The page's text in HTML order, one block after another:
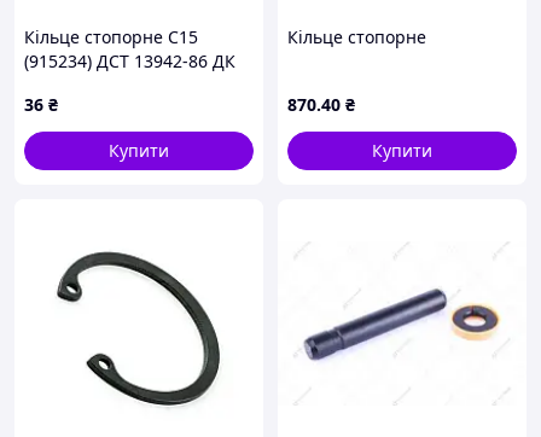
Кільце стопорне С15
(915234) ДСТ 13942-86 ДК
36 ₴
Купити
Кільце стопорне
870.40 ₴
Купити